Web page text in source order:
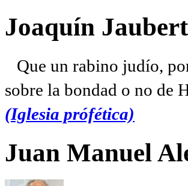
Joaquín
Que un rabino judío,
sobre la bondad o no de
(Iglesia prófética)
Juan Manuel